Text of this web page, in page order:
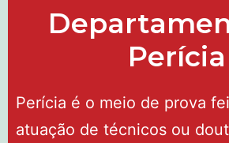
Perícia
Perícia é o meio de prova
atuação de técnicos ou